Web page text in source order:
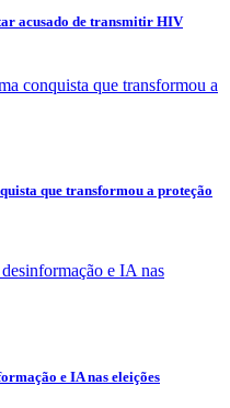
acusado de transmitir HIV
que transformou a proteção
e IA nas eleições